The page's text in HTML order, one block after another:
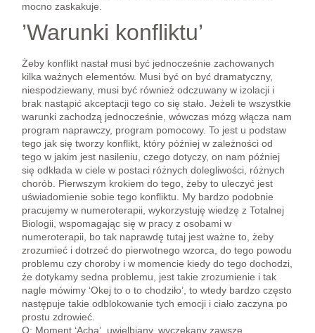
mocno zaskakuje.
’Warunki konfliktu’
Żeby konflikt nastał musi być jednocześnie zachowanych
kilka ważnych elementów. Musi być on być dramatyczny,
niespodziewany, musi być również odczuwany w izolacji i
brak nastąpić akceptacji tego co się stało. Jeżeli te wszystkie
warunki zachodzą jednocześnie, wówczas mózg włącza nam
program naprawczy, program pomocowy. To jest u podstaw
tego jak się tworzy konflikt, który później w zależności od
tego w jakim jest nasileniu, czego dotyczy, on nam później
się odkłada w ciele w postaci różnych dolegliwości, różnych
chorób. Pierwszym krokiem do tego, żeby to uleczyć jest
uświadomienie sobie tego konfliktu. My bardzo podobnie
pracujemy w numeroterapii, wykorzystuję wiedzę z Totalnej
Biologii, wspomagając się w pracy z osobami w
numeroterapii, bo tak naprawdę tutaj jest ważne to, żeby
zrozumieć i dotrzeć do pierwotnego wzorca, do tego powodu
problemu czy choroby i w momencie kiedy do tego dochodzi,
że dotykamy sedna problemu, jest takie zrozumienie i tak
nagle mówimy ‘Okej to o to chodziło’, to wtedy bardzo często
następuje takie odblokowanie tych emocji i ciało zaczyna po
prostu zdrowieć.
O: Moment ‘Acha’, uwielbiany, wyczekany zawsze.